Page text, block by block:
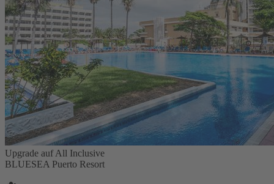
Upgrade auf All Inclusive
BLUESEA Puerto Resort